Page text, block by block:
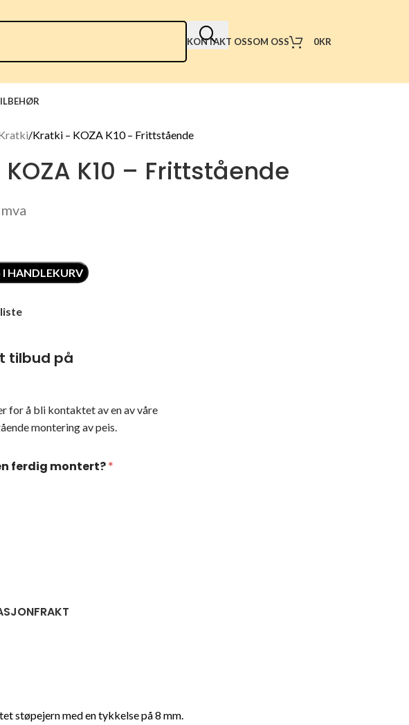
KONTAKT OSSOM OSS 0KR
Kratki – KOZA K10 – Frittstående
K10 – Frittstående
I HANDLEKURV
tilbud på
for å bli kontaktet av en av våre
montering av peis.
ferdig montert?*
FRAKT
støpejern med en tykkelse på 8 mm.